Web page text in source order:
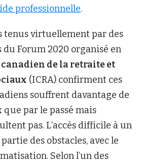
professionnelle.
tenus virtuellement par des
Forum 2020 organisé en
de la retraite et
(ICRA) confirment ces
souffrent davantage de
par le passé mais
pas. L’accès difficile à un
des obstacles, avec le
Selon l’un des